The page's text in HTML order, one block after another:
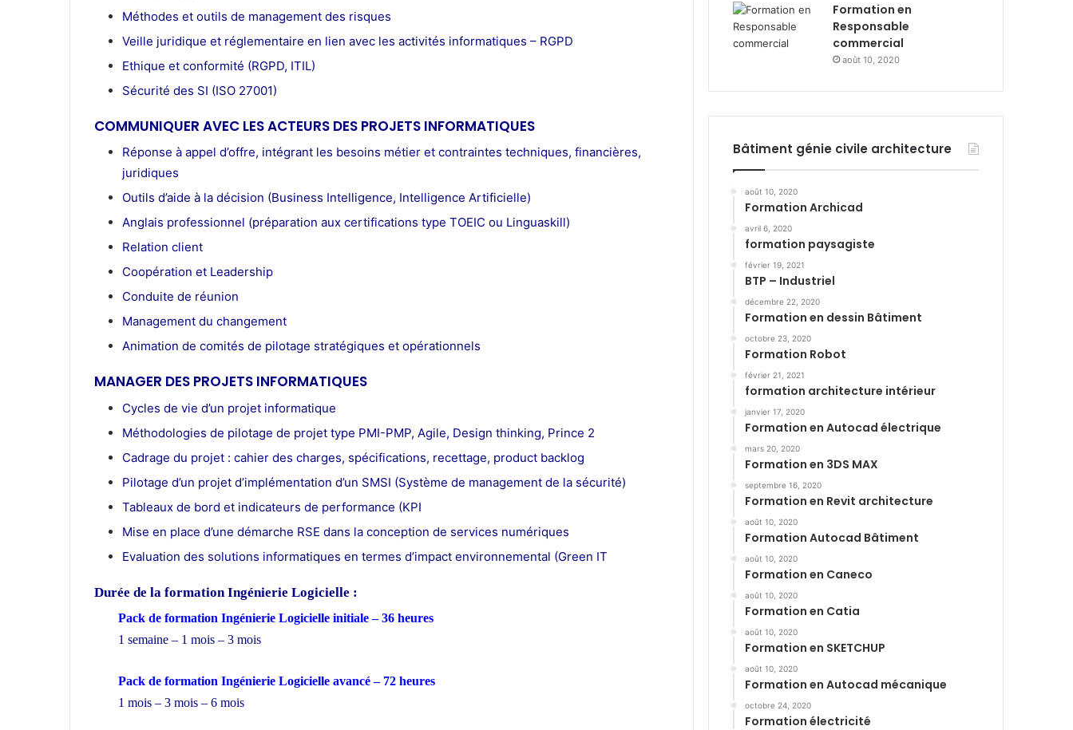
Méthodes et outils de management des risques
Veille juridique et réglementaire en lien avec les activités informatiques – RGPD
Ethique et conformité (RGPD, ITIL)
Sécurité des SI (ISO 27001)
COMMUNIQUER AVEC LES ACTEURS DES PROJETS INFORMATIQUES
Réponse à appel d’offre, intégrant les besoins métier et contraintes techniques, financières,
juridiques
Outils d’aide à la décision (Business Intelligence, Intelligence Artificielle)
Anglais professionnel (préparation aux certifications type TOEIC ou Linguaskill)
Relation client
Coopération et Leadership
Conduite de réunion
Management du changement
Animation de comités de pilotage stratégiques et opérationnels
MANAGER DES PROJETS INFORMATIQUES
Cycles de vie d’un projet informatique
Méthodologies de pilotage de projet type PMI-PMP, Agile, Design thinking, Prince 2
Cadrage du projet : cahier des charges, spécifications, recettage, product backlog
Pilotage d’un projet d’implémentation d’un SMSI (Système de management de la sécurité)
Tableaux de bord et indicateurs de performance (KPI
Mise en place d’une démarche RSE dans la conception de services numériques
Evaluation des solutions informatiques en termes d’impact environnemental (Green IT
Durée de la formation Ingénierie Logicielle :
Pack de formation Ingénierie Logicielle initiale – 36 heures
1 semaine – 1 mois – 3 mois
Pack de formation Ingénierie Logicielle avancé – 72 heures
1 mois – 3 mois – 6 mois
Formation en
Responsable
commercial
août 10, 2020
Bâtiment génie civile architecture
août 10, 2020
Formation Archicad
avril 6, 2020
formation paysagiste
février 19, 2021
BTP – Industriel
décembre 22, 2020
Formation en dessin Bâtiment
octobre 23, 2020
Formation Robot
février 21, 2021
formation architecture intérieur
janvier 17, 2020
Formation en Autocad électrique
mars 20, 2020
Formation en 3DS MAX
septembre 16, 2020
Formation en Revit architecture
août 10, 2020
Formation Autocad Bâtiment
août 10, 2020
Formation en Caneco
août 10, 2020
Formation en Catia
août 10, 2020
Formation en SKETCHUP
août 10, 2020
Formation en Autocad mécanique
octobre 24, 2020
Formation électricité